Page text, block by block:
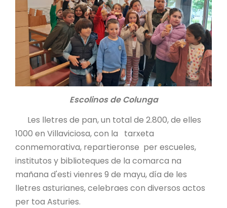
Escolinos de Colunga
Les lletres de pan, un total de 2.800, de elles
1000 en Villaviciosa, con la tarxeta
conmemorativa, repartieronse per escueles,
institutos y biblioteques de la comarca na
mañana d'esti vienres 9 de mayu, día de les
lletres asturianes, celebraes con diversos actos
per toa Asturies.